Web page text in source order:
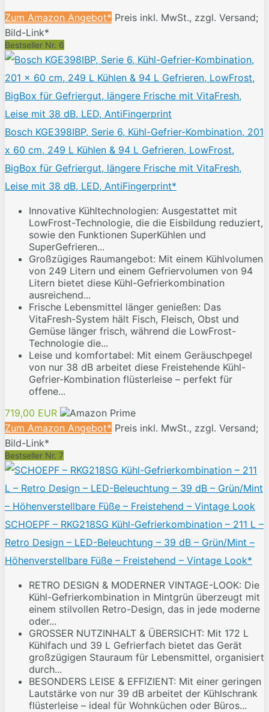
Zum Amazon Angebot* Preis inkl. MwSt., zzgl. Versand;
Bild-Link*
Bestseller Nr. 6
Bosch KGE398IBP, Serie 6, Kühl-Gefrier-Kombination, 201
x 60 cm, 249 L Kühlen & 94 L Gefrieren, LowFrost,
BigBox für Gefriergut, längere Frische mit VitaFresh,
Leise mit 38 dB, LED, AntiFingerprint*
Innovative Kühltechnologien: Ausgestattet mit
LowFrost-Technologie, die die Eisbildung reduziert,
sowie den Funktionen SuperKühlen und
SuperGefrieren...
Großzügiges Raumangebot: Mit einem Kühlvolumen
von 249 Litern und einem Gefriervolumen von 94
Litern bietet diese Kühl-Gefrierkombination
ausreichend...
Frische Lebensmittel länger genießen: Das
VitaFresh-System hält Fisch, Fleisch, Obst und
Gemüse länger frisch, während die LowFrost-
Technologie die...
Leise und komfortabel: Mit einem Geräuschpegel
von nur 38 dB arbeitet diese Freistehende Kühl-
Gefrier-Kombination flüsterleise – perfekt für
offene...
719,00 EUR
Zum Amazon Angebot* Preis inkl. MwSt., zzgl. Versand;
Bild-Link*
Bestseller Nr. 7
SCHOEPF – RKG218SG Kühl-Gefrierkombination – 211 L –
Retro Design – LED-Beleuchtung – 39 dB – Grün/Mint –
Höhenverstellbare Füße – Freistehend – Vintage Look*
RETRO DESIGN & MODERNER VINTAGE-LOOK: Die
Kühl-Gefrierkombination in Mintgrün überzeugt mit
einem stilvollen Retro-Design, das in jede moderne
oder...
GROSSER NUTZINHALT & ÜBERSICHT: Mit 172 L
Kühlfach und 39 L Gefrierfach bietet das Gerät
großzügigen Stauraum für Lebensmittel, organisiert
durch...
BESONDERS LEISE & EFFIZIENT: Mit einer geringen
Lautstärke von nur 39 dB arbeitet der Kühlschrank
flüsterleise – ideal für Wohnküchen oder Büros...